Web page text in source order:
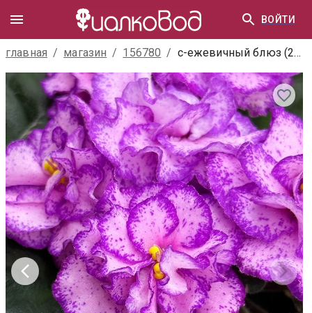
ВОЙТИ
главная / магазин / 156780 / с-ежевичный блюз (22-167)